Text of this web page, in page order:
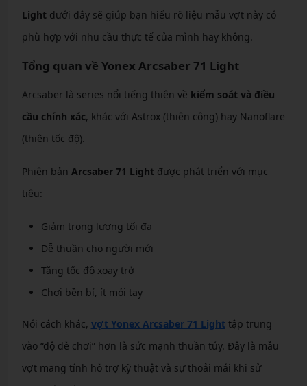
Lightdưới đây sẽ giúp bạn hiểu rõ liệu mẫu vợt này có
phù hợp với nhu cầu thực tế của mình hay không.
Tổng quan về Yonex Arcsaber 71 Light
Arcsaber là series nổi tiếng thiên về kiểm soát và điều
cầu chính xác, khác với Astrox (thiên công) hay Nanoflare
(thiên tốc độ).
Phiên bản Arcsaber 71 Lightđược phát triển với mục
tiêu:
Giảm trọng lượng tối đa
Dễ thuần cho người mới
Tăng tốc độ xoay trở
Chơi bền bỉ, ít mỏi tay
Nói cách khác, vợt Yonex Arcsaber 71 Lighttập trung
vào “độ dễ chơi” hơn là sức mạnh thuần túy. Đây là mẫu
vợt mang tính hỗ trợ kỹ thuật và sự thoải mái khi sử